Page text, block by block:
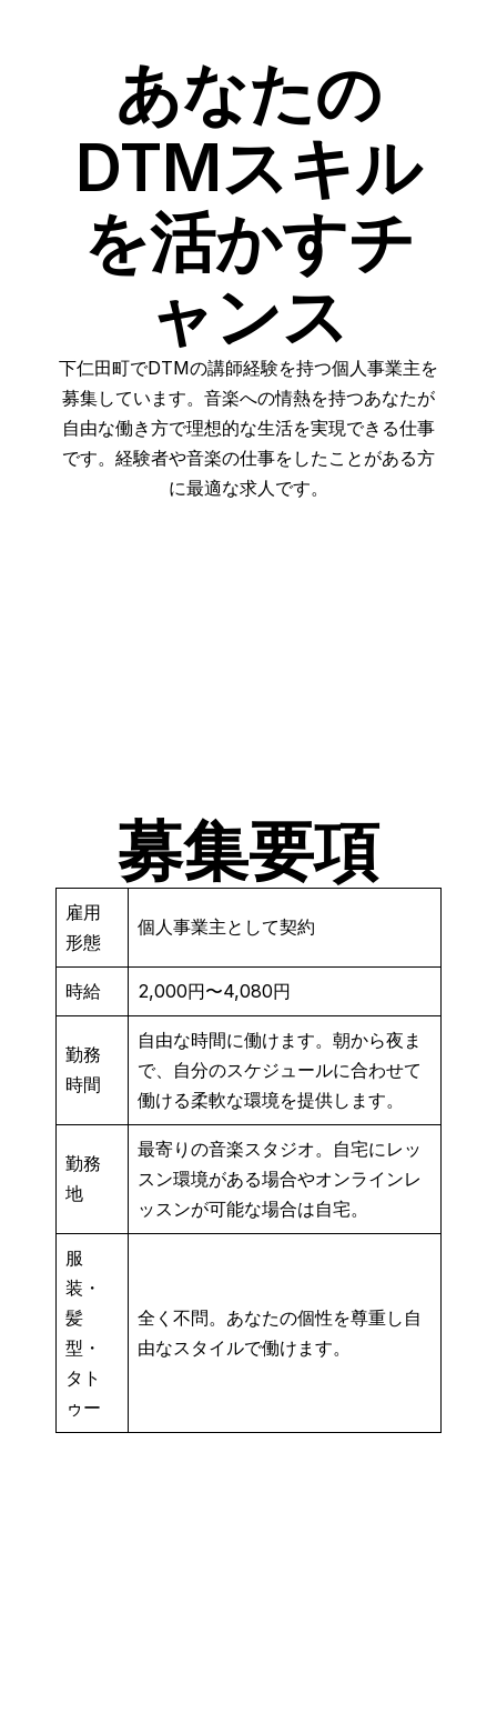
あなたの
DTMスキル
を活かすチ
ャンス
下仁田町でDTMの講師経験を持つ個人事業主を
募集しています。音楽への情熱を持つあなたが
自由な働き方で理想的な生活を実現できる仕事
です。経験者や音楽の仕事をしたことがある方
に最適な求人です。
募集要項
雇用
形態
個人事業主として契約
時給 2,000円〜4,080円
勤務
時間
自由な時間に働けます。朝から夜ま
で、自分のスケジュールに合わせて
働ける柔軟な環境を提供します。
勤務
地
最寄りの音楽スタジオ。自宅にレッ
スン環境がある場合やオンラインレ
ッスンが可能な場合は自宅。
服
装・
髪
型・
タト
ゥー
全く不問。あなたの個性を尊重し自
由なスタイルで働けます。